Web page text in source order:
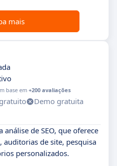
mais
base em+200 avaliações
Demo gratuita
de SEO, que oferece
auditorias de site, pesquisa
personalizados.